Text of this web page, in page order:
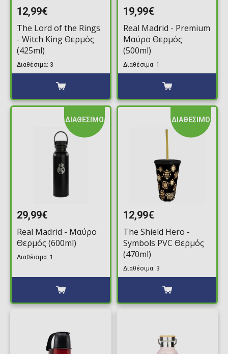
12,99€
The Lord of the Rings
- Witch King Θερμός
(425ml)
Διαθέσιμα: 3
19,99€
Real Madrid - Premium
Μαύρο Θερμός
(500ml)
Διαθέσιμα: 1
ΔΙΑΘΕΣΙΜΟ
29,99€
Real Madrid - Μαύρο
Θερμός (600ml)
Διαθέσιμα: 1
ΔΙΑΘΕΣΙΜΟ
12,99€
The Shield Hero -
Symbols PVC Θερμός
(470ml)
Διαθέσιμα: 3